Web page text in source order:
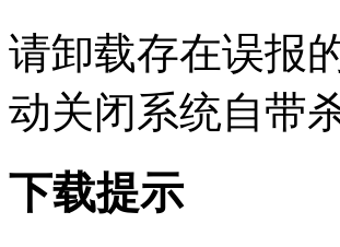
请卸载存在误报
动关闭系统自带
下载提示